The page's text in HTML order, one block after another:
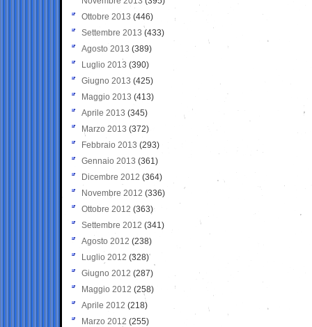
Ottobre 2013 (446)
Settembre 2013 (433)
Agosto 2013 (389)
Luglio 2013 (390)
Giugno 2013 (425)
Maggio 2013 (413)
Aprile 2013 (345)
Marzo 2013 (372)
Febbraio 2013 (293)
Gennaio 2013 (361)
Dicembre 2012 (364)
Novembre 2012 (336)
Ottobre 2012 (363)
Settembre 2012 (341)
Agosto 2012 (238)
Luglio 2012 (328)
Giugno 2012 (287)
Maggio 2012 (258)
Aprile 2012 (218)
Marzo 2012 (255)